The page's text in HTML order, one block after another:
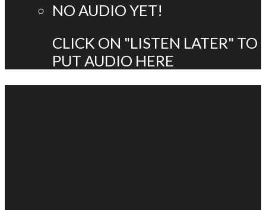
NO AUDIO YET!
CLICK ON "LISTEN LATER" TO
PUT AUDIO HERE